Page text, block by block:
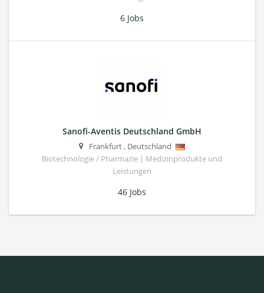
6 Jobs
Sanofi-Aventis Deutschland GmbH
Frankfurt, Deutschland
Biotechnologie / Pharmazie | Medizinprodukte und
Leistungen
46 Jobs